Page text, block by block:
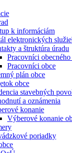
k informáciám
elektronických
a štruktúra úradu
Pracovníci
Pracovníci obce
plán obce
obce
stavebných
a oznámenia
konanie
Výberové konanie
poriadky